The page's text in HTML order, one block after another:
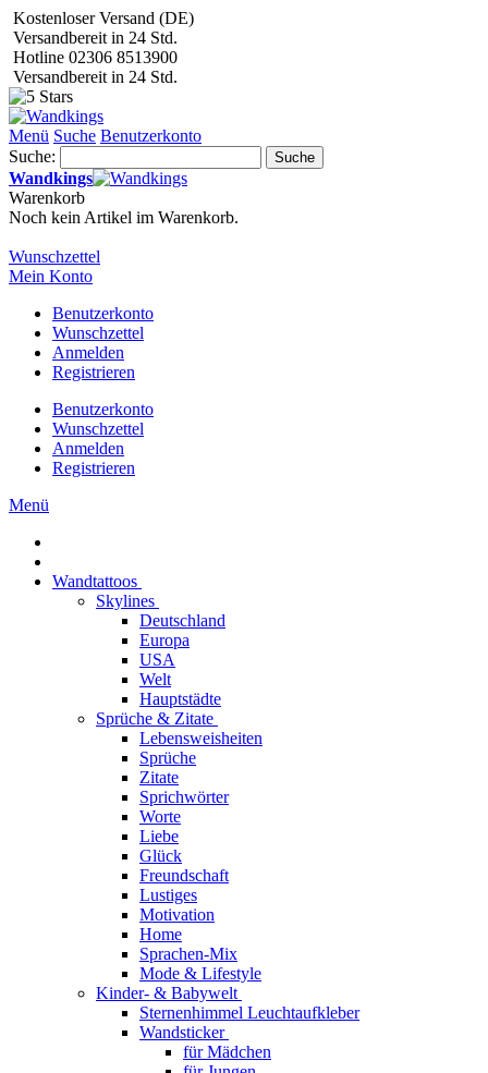
Kostenloser Versand (DE)
Versandbereit in 24 Std.
Hotline 02306 8513900
Versandbereit in 24 Std.
Menü Suche Benutzerkonto
Suche:
Suche
Wandkings
Warenkorb
Noch kein Artikel im Warenkorb.
Wunschzettel
Mein Konto
Benutzerkonto
Wunschzettel
Anmelden
Registrieren
Benutzerkonto
Wunschzettel
Anmelden
Registrieren
Menü
Wandtattoos
Skylines
Deutschland
Europa
USA
Welt
Hauptstädte
Sprüche & Zitate
Lebensweisheiten
Sprüche
Zitate
Sprichwörter
Worte
Liebe
Glück
Freundschaft
Lustiges
Motivation
Home
Sprachen-Mix
Mode & Lifestyle
Kinder- & Babywelt
Sternenhimmel Leuchtaufkleber
Wandsticker
für Mädchen